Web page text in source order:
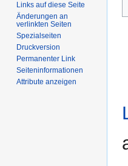
Links auf diese Seite
Änderungen an
verlinkten Seiten
Spezialseiten
Druckversion
Permanenter Link
Seiten­­informationen
Attribute anzeigen